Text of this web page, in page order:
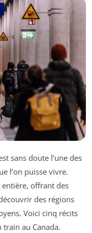
sans doute l’une des
l’on puisse vivre.
offrant des
des régions
Voici cinq récits
au Canada.